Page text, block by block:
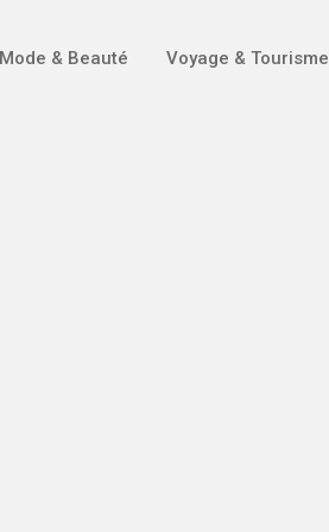
Mode & Beauté Voyage & Tourisme